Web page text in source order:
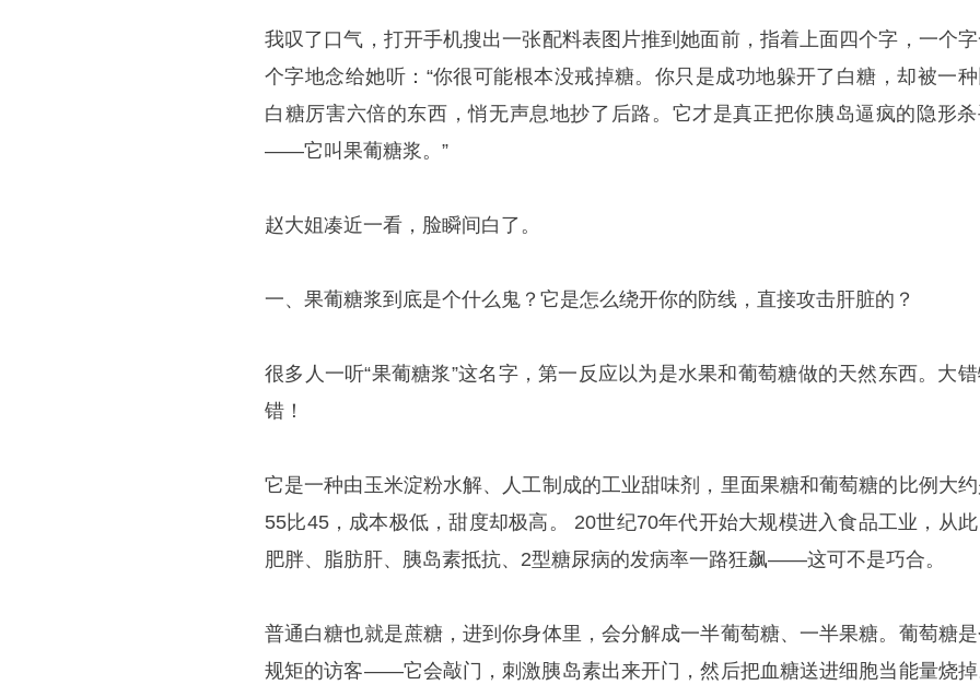
我叹了口气，打开手机搜出一张配料表图片推到她面前，指着上面四个字，一个
个字地念给她听：“你很可能根本没戒掉糖。你只是成功地躲开了白糖，却被一
白糖厉害六倍的东西，悄无声息地抄了后路。它才是真正把你胰岛逼疯的隐形
——它叫果葡糖浆。”
赵大姐凑近一看，脸瞬间白了。
一、果葡糖浆到底是个什么鬼？它是怎么绕开你的防线，直接攻击肝脏的？
很多人一听“果葡糖浆”这名字，第一反应以为是水果和葡萄糖做的天然东西。大
错！
它是一种由玉米淀粉水解、人工制成的工业甜味剂，里面果糖和葡萄糖的比例大
55比45，成本极低，甜度却极高。 20世纪70年代开始大规模进入食品工业，从
肥胖、脂肪肝、胰岛素抵抗、2型糖尿病的发病率一路狂飙——这可不是巧合。
普通白糖也就是蔗糖，进到你身体里，会分解成一半葡萄糖、一半果糖。葡萄糖
规矩的访客——它会敲门，刺激胰岛素出来开门，然后把血糖送进细胞当能量烧